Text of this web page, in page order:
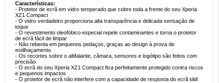
Características:
- Protetor de ecrã em vidro temperado que cobre toda a frente do seu Xperia
XZ1 Compact
- O vidro verdadeiro proporciona alta transparência e delicada sensação de
toque
- O revestimento oleofóbico especial repele contaminantes e torna o protetor
de ecrã fácil de limpar
- Não rebenta em pequenos pedaços, graças ao design à prova de
estilhaçamento
- Os recortes sobre o altifalante, câmara, sensores e logótipo são feitos com
precisão
- O ecrã do seu Xperia XZ1 Compact fica perfeitamente protegido contra riscos
e pequenos impactos
- O protetor de ecrã não interfere com a capacidade de resposta do ecrã tátil